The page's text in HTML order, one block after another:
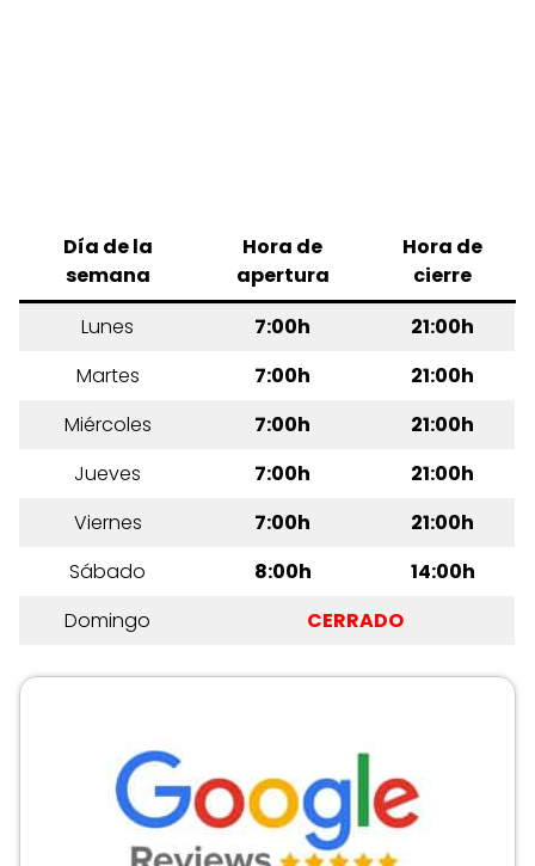
Día de la
semana
Hora de
apertura
Hora de
cierre
Lunes
7:00h
21:00h
Martes
7:00h
21:00h
Miércoles
7:00h
21:00h
Jueves
7:00h
21:00h
Viernes
7:00h
21:00h
Sábado
8:00h
14:00h
Domingo
CERRADO